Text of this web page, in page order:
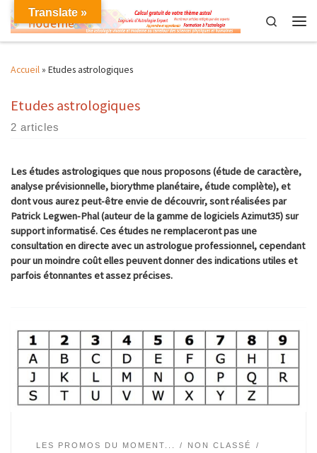
Skip to content
Search
Accueil» Etudes astrologiques
Etudes astrologiques
2 articles
Les études astrologiques que nous proposons (étude de caractère,
analyse prévisionnelle, biorythme planétaire, étude complète), et
dont vous aurez peut-être envie de découvrir, sont réalisées par
Patrick Legwen-Phal (auteur de la gamme de logiciels Azimut35) sur
support informatisé. Ces études ne remplaceront pas une
consultation en directe avec un astrologue professionnel, cependant
pour un moindre coût elles peuvent donner des indications utiles et
parfois étonnantes et assez précises.
LES PROMOS DU MOMENT...
NON CLASSÉ
Translate »